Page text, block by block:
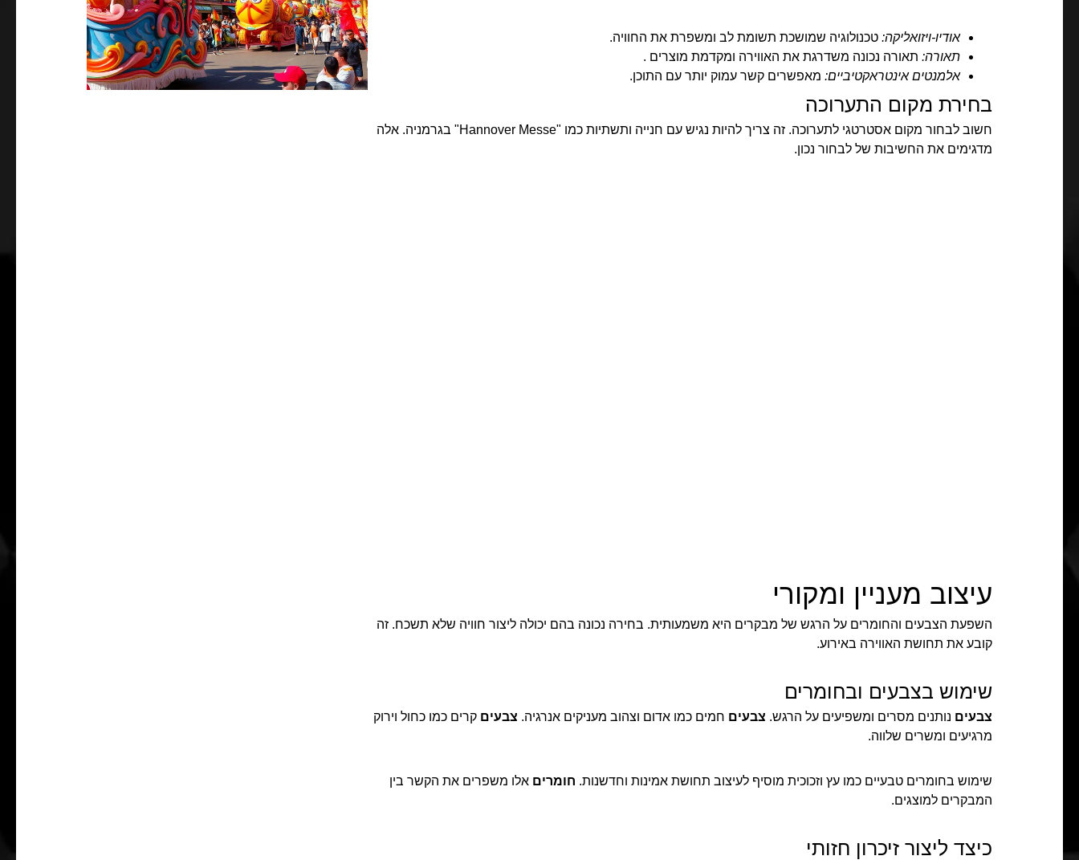
אודיו-ויזואליקה: טכנולוגיה שמושכת תשומת לב ומשפרת את החוויה.
תאורה: תאורה נכונה משדרגת את האווירה ומקדמת מוצרים .
אלמנטים אינטראקטיביים: מאפשרים קשר עמוק יותר עם התוכן.
בחירת מקום התערוכה
חשוב לבחור מקום אסטרטגי לתערוכה. זה צריך להיות נגיש עם חנייה ותשתיות כמו "Hannover Messe" בגרמניה. אלה
מדגימים את החשיבות של לבחור נכון.
עיצוב מעניין ומקורי
השפעת הצבעים והחומרים על הרגש של מבקרים היא משמעותית. בחירה נכונה בהם יכולה ליצור חוויה שלא תשכח. זה
קובע את תחושת האווירה באירוע.
שימוש בצבעים ובחומרים
צבעים נותנים מסרים ומשפיעים על הרגש. צבעים חמים כמו אדום וצהוב מעניקים אנרגיה. צבעים קרים כמו כחול וירוק
מרגיעים ומשרים שלווה.
שימוש בחומרים טבעיים כמו עץ וזכוכית מוסיף לעיצוב תחושת אמינות וחדשנות. חומרים אלו משפרים את הקשר בין
המבקרים למוצגים.
כיצד ליצור זיכרון חזותי